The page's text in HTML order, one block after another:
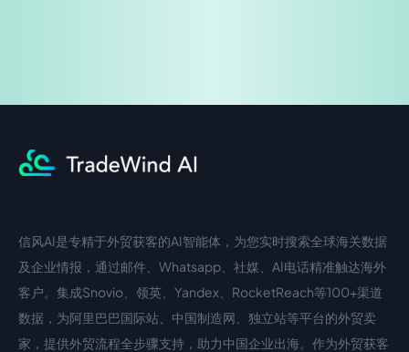
中文入口
信风AI是专精于外贸获客的AI智能体，为您实时搜索全球海关数据
及企业情报，通过邮件、Whatsapp、社媒、AI电话精准触达海外
客户。集成Snovio、领英、Yandex、RocketReach等100+渠道
数据，为阿里巴巴国际站、中国制造网、独立站等平台的外贸卖
家，提供外贸流程全步骤支持，助力中国企业出海。作为外贸获客